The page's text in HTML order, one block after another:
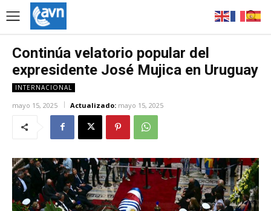
Continúa velatorio popular del
expresidente José Mujica en Uruguay
INTERNACIONAL
mayo 15, 2025 Actualizado: mayo 15, 2025